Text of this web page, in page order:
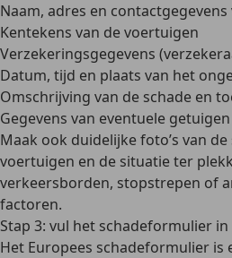
Naam, adres en
Kentekens van de voertuigen
Verzekeringsgegevens
Datum, tijd en plaats van het
Omschrijving van de schade en
Gegevens van eventuele getuigen
Maak ook duidelijke foto’s van
voertuigen en de situatie ter
verkeersborden, stopstrepen of
factoren.
Stap 3: vul het schadeformulier in
Het Europees schadeformulier is